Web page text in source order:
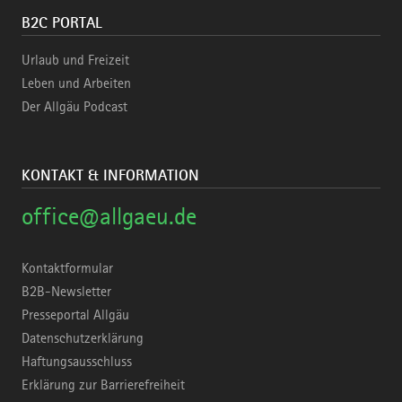
B2C PORTAL
Urlaub und Freizeit
Leben und Arbeiten
Der Allgäu Podcast
KONTAKT & INFORMATION
office@allgaeu.de
Kontaktformular
B2B-Newsletter
Presseportal Allgäu
Datenschutzerklärung
Haftungsausschluss
Erklärung zur Barrierefreiheit